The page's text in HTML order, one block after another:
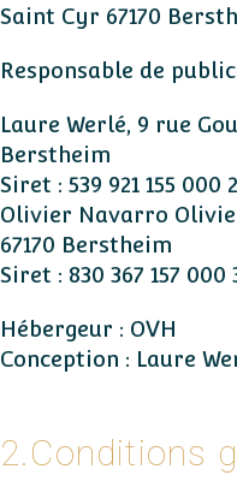
Saint Cyr 67170
Responsable de
Laure Werlé, 9 rue
Berstheim
Siret : 539 921 155 000
Olivier Navarro
67170 Berstheim
Siret : 830 367 157 000
Hébergeur : OVH
Conception : Laure
2.Conditions